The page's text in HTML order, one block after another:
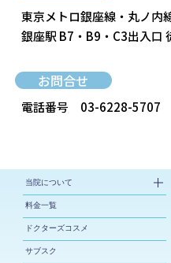
東京メトロ銀座線・丸ノ内
銀座駅 B7・B9・C3出入口
お問合せ
電話番号 03-6228-5707
当院について
料金一覧
ドクターズコスメ
サブスク